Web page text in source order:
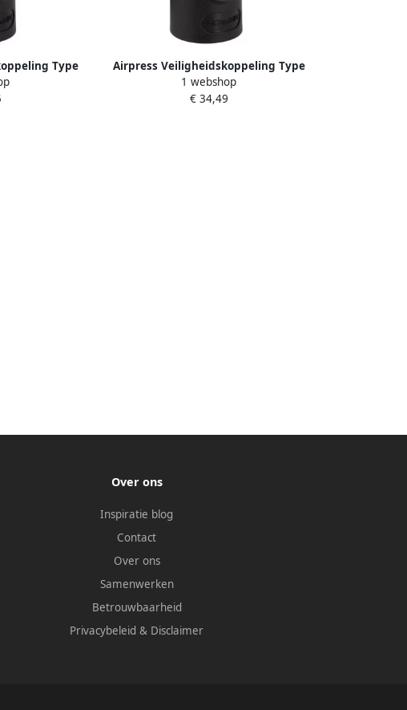
Type
43E852
Airpress Veiligheidskoppeling Type
Euro 1 2” buitendraad 43E854
1 webshop
€ 34,49
Over ons
Inspiratie blog
Contact
Over ons
Samenwerken
Betrouwbaarheid
Privacybeleid & Disclaimer